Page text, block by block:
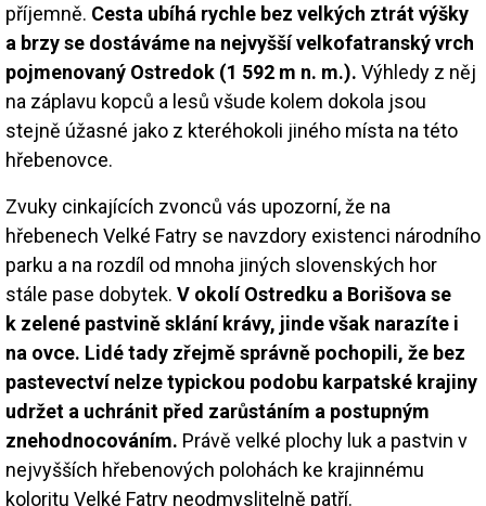
příjemně. Cesta ubíhá rychle bez velkých ztrát výšky
a brzy se dostáváme na nejvyšší velkofatranský vrch
pojmenovaný Ostredok (1 592 m n. m.). Výhledy z něj
na záplavu kopců a lesů všude kolem dokola jsou
stejně úžasné jako z kteréhokoli jiného místa na této
hřebenovce.
Zvuky cinkajících zvonců vás upozorní, že na
hřebenech Velké Fatry se navzdory existenci národního
parku a na rozdíl od mnoha jiných slovenských hor
stále pase dobytek. V okolí Ostredku a Borišova se
k zelené pastvině sklání krávy, jinde však narazíte i
na ovce. Lidé tady zřejmě správně pochopili, že bez
pastevectví nelze typickou podobu karpatské krajiny
udržet a uchránit před zarůstáním a postupným
znehodnocováním. Právě velké plochy luk a pastvin v
nejvyšších hřebenových polohách ke krajinnému
koloritu Velké Fatry neodmyslitelně patří.